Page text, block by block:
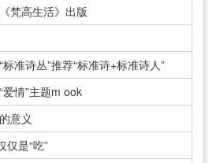
梵高生活》出版
准诗丛”推荐“标准诗+标准诗人”
爱情”主题m ook
意义
仅是“吃”